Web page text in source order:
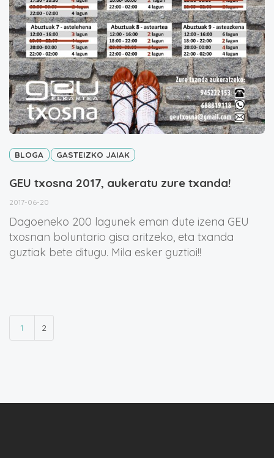
BLOGA GASTEIZKO JAIAK
GEU txosna 2017, aukeratu zure txanda!
2017-06-20
Dagoeneko 200 lagunek eman dute izena GEU
txosnan boluntario gisa aritzeko, eta txanda
guztiak bete ditugu. Mila esker guztioi!!
1 2